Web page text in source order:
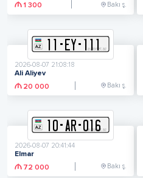
1 300
Bakı ş.
11 - EY-111
2026-08-07 21:08:18
Ali Aliyev
20 000
Bakı ş.
10-AR-016
2026-08-07 20:41:44
Elmar
72 000
Bakı ş.